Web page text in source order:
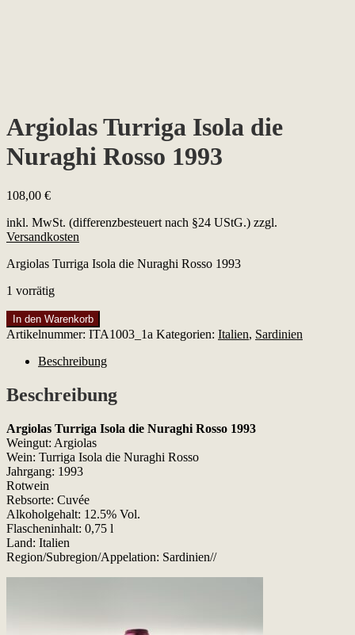
Argiolas Turriga Isola die
Nuraghi Rosso 1993
108,00 €
inkl. MwSt. (differenzbesteuert nach §24 UStG.) zzgl.
Versandkosten
Argiolas Turriga Isola die Nuraghi Rosso 1993
1 vorrätig
Argiolas
Turriga
Rosso
1993
In den Warenkorb
Artikelnummer: ITA1003_1a Kategorien: Italien, Sardinien
Beschreibung
Beschreibung
Argiolas Turriga Isola die Nuraghi Rosso 1993
Weingut: Argiolas
Wein: Turriga Isola die Nuraghi Rosso
Jahrgang: 1993
Rotwein
Rebsorte: Cuvée
Alkoholgehalt: 12.5% Vol.
Flascheninhalt: 0,75 l
Land: Italien
Region/Subregion/Appelation: Sardinien//